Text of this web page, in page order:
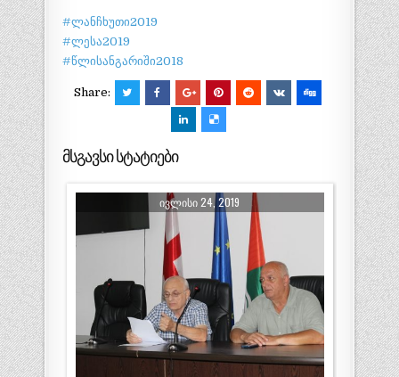
#ლანჩხუთი2019
#ლესა2019
#წლისანგარიში2018
Share:
მსგავსი სტატიები
ᲘᲕᲚᲘᲡᲘ 24, 2019